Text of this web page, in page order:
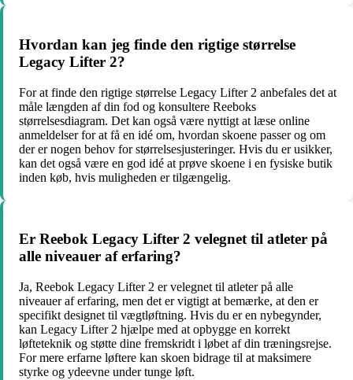
Hvordan kan jeg finde den rigtige størrelse
Legacy Lifter 2?
For at finde den rigtige størrelse Legacy Lifter 2 anbefales det at
måle længden af din fod og konsultere Reeboks
størrelsesdiagram. Det kan også være nyttigt at læse online
anmeldelser for at få en idé om, hvordan skoene passer og om
der er nogen behov for størrelsesjusteringer. Hvis du er usikker,
kan det også være en god idé at prøve skoene i en fysiske butik
inden køb, hvis muligheden er tilgængelig.
Er Reebok Legacy Lifter 2 velegnet til atleter på
alle niveauer af erfaring?
Ja, Reebok Legacy Lifter 2 er velegnet til atleter på alle
niveauer af erfaring, men det er vigtigt at bemærke, at den er
specifikt designet til vægtløftning. Hvis du er en nybegynder,
kan Legacy Lifter 2 hjælpe med at opbygge en korrekt
løfteteknik og støtte dine fremskridt i løbet af din træningsrejse.
For mere erfarne løftere kan skoen bidrage til at maksimere
styrke og ydeevne under tunge løft.